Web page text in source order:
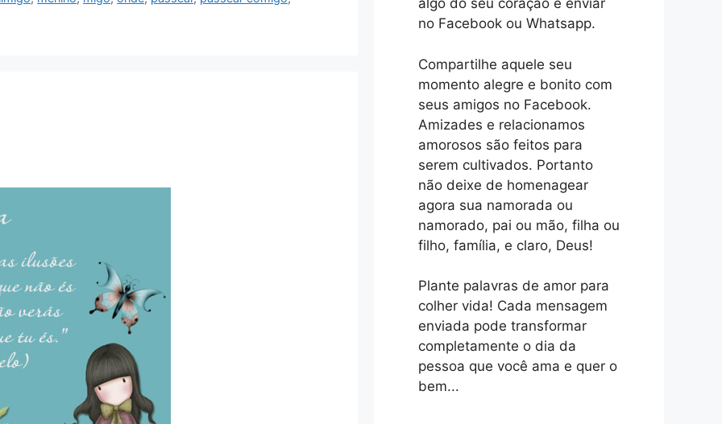
algo do seu coração e enviar
no Facebook ou Whatsapp.
Compartilhe aquele seu
momento alegre e bonito com
seus amigos no Facebook.
Amizades e relacionamos
amorosos são feitos para
serem cultivados. Portanto
não deixe de homenagear
agora sua namorada ou
namorado, pai ou mão, filha ou
filho, família, e claro, Deus!
Plante palavras de amor para
colher vida! Cada mensagem
enviada pode transformar
completamente o dia da
pessoa que você ama e quer o
bem...